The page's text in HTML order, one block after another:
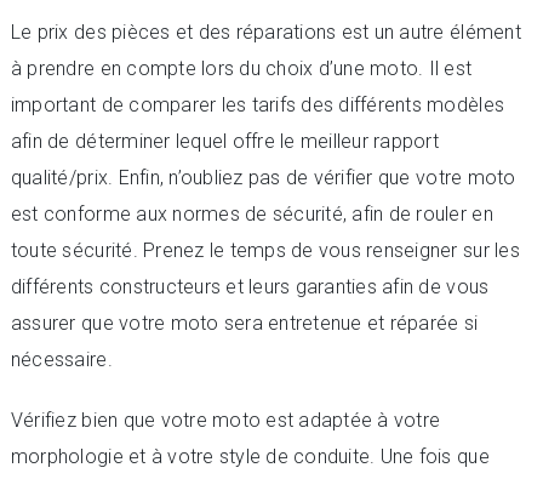
Le prix des pièces et des réparations est un autre élément
à prendre en compte lors du choix d’une moto. Il est
important de comparer les tarifs des différents modèles
afin de déterminer lequel offre le meilleur rapport
qualité/prix. Enfin, n’oubliez pas de vérifier que votre moto
est conforme aux normes de sécurité, afin de rouler en
toute sécurité. Prenez le temps de vous renseigner sur les
différents constructeurs et leurs garanties afin de vous
assurer que votre moto sera entretenue et réparée si
nécessaire.
Vérifiez bien que votre moto est adaptée à votre
morphologie et à votre style de conduite. Une fois que